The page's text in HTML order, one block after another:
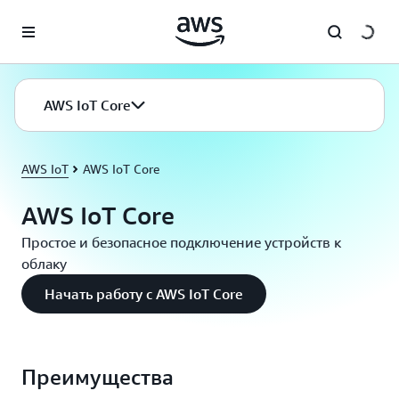
Перейти к главному контенту
AWS IoT Core
AWS IoT AWS IoT Core
AWS IoT Core
Простое и безопасное подключение устройств к
облаку
Начать работу с AWS IoT Core
Преимущества